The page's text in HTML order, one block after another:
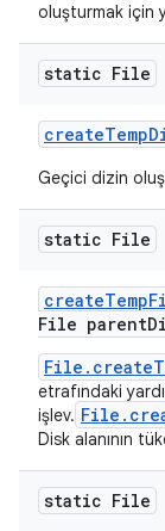
oluşturmak için
static File
createTemp
Geçici dizin
static File
createTemp
File parent
etrafındaki
işlev.
Disk alanının
static File